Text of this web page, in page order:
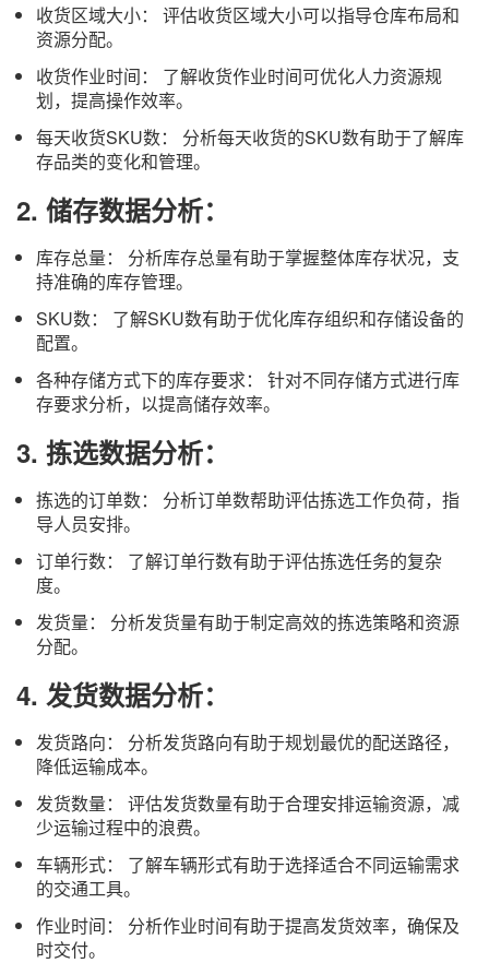
收货区域大小： 评估收货区域大小可以指导仓库布局和
资源分配。
收货作业时间： 了解收货作业时间可优化人力资源规
划，提高操作效率。
每天收货SKU数： 分析每天收货的SKU数有助于了解库
存品类的变化和管理。
2. 储存数据分析：
库存总量： 分析库存总量有助于掌握整体库存状况，支
持准确的库存管理。
SKU数： 了解SKU数有助于优化库存组织和存储设备的
配置。
各种存储方式下的库存要求： 针对不同存储方式进行库
存要求分析，以提高储存效率。
3. 拣选数据分析：
拣选的订单数： 分析订单数帮助评估拣选工作负荷，指
导人员安排。
订单行数： 了解订单行数有助于评估拣选任务的复杂
度。
发货量： 分析发货量有助于制定高效的拣选策略和资源
分配。
4. 发货数据分析：
发货路向： 分析发货路向有助于规划最优的配送路径，
降低运输成本。
发货数量： 评估发货数量有助于合理安排运输资源，减
少运输过程中的浪费。
车辆形式： 了解车辆形式有助于选择适合不同运输需求
的交通工具。
作业时间： 分析作业时间有助于提高发货效率，确保及
时交付。